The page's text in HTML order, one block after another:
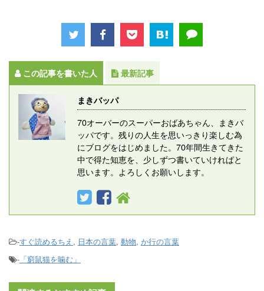
この記事を書いた人 最新記事
まきバッパ
70オーバーのスーパーおばあちゃん、まきバ
ッパです。残りの人生を思いっきり楽しむ為
にブログをはじめました。70年間生きてきた
中で得た知恵を、少しずつ書いていければと
思います。よろしくお願いします。
-すぐ読めるちえ , 日本の言葉, 動物, か行の言葉
- 「窮鼠猫を噛む」